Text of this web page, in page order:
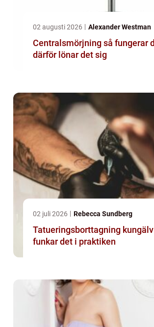
02 augusti 2026 Alexander Westman
Centralsmörjning så fungerar det och
därför lönar det sig
02 juli 2026 Rebecca Sundberg
Tatueringsborttagning kungälv så
funkar det i praktiken